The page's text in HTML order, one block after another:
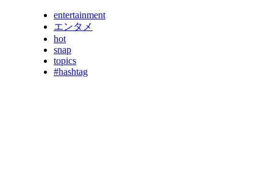
entertainment
エンタメ
hot
snap
topics
#hashtag